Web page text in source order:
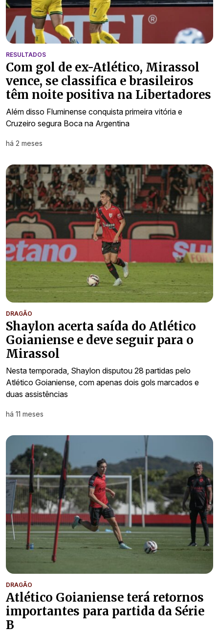
RESULTADOS
Com gol de ex-Atlético, Mirassol
vence, se classifica e brasileiros
têm noite positiva na Libertadores
Além disso Fluminense conquista primeira vitória e
Cruzeiro segura Boca na Argentina
há 2 meses
DRAGÃO
Shaylon acerta saída do Atlético
Goianiense e deve seguir para o
Mirassol
Nesta temporada, Shaylon disputou 28 partidas pelo
Atlético Goianiense, com apenas dois gols marcados e
duas assistências
há 11 meses
DRAGÃO
Atlético Goianiense terá retornos
importantes para partida da Série
B